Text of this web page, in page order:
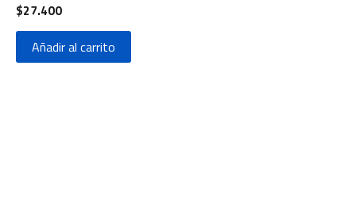
$27.400
Añadir al carrito